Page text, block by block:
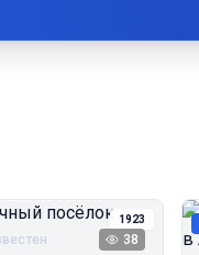
1923
посёлок
38